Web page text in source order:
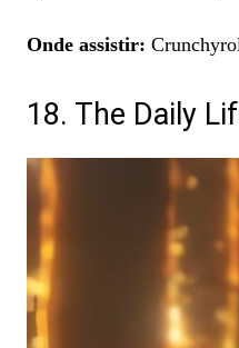
Onde assistir:
18. The Daily